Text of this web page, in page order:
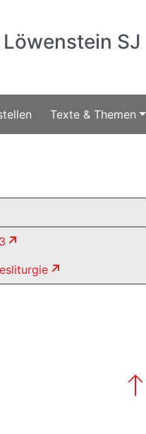
SJ
Texte & Themen